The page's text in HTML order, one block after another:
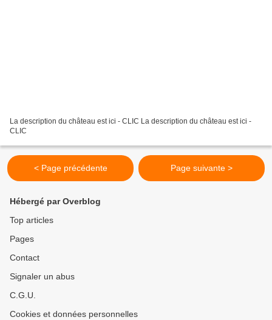
La description du château est ici - CLIC La description du château est ici -
CLIC
< Page précédente Page suivante >
Hébergé par Overblog
Top articles
Pages
Contact
Signaler un abus
C.G.U.
Cookies et données personnelles